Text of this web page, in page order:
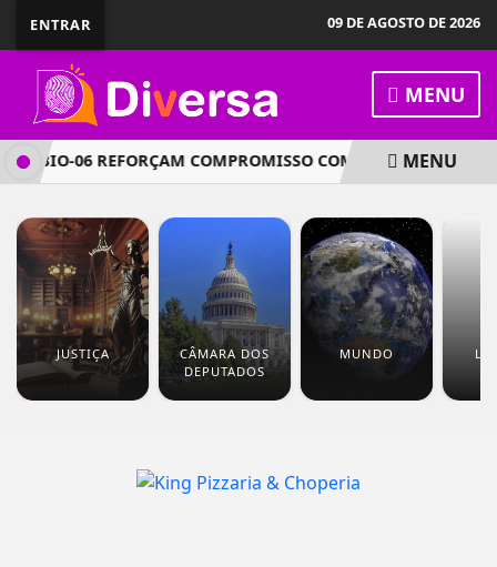
ENTRAR 09 DE AGOSTO DE 2026
MENU
CRBIO-06 REFORÇAM COMPROMISSO COM A VALORIZAÇÃO
MENU
JUSTIÇA
CÂMARA DOS
DEPUTADOS
MUNDO